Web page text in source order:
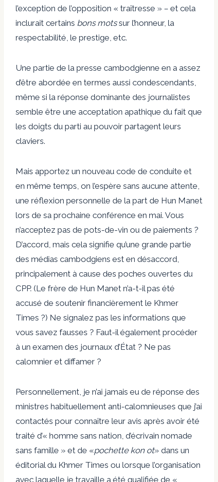
l’exception de l’opposition « traîtresse » – et cela
inclurait certains bons motssur l’honneur, la
respectabilité, le prestige, etc.
Une partie de la presse cambodgienne en a assez
d’être abordée en termes aussi condescendants,
même si la réponse dominante des journalistes
semble être une acceptation apathique du fait que
les doigts du parti au pouvoir partagent leurs
claviers.
Mais apportez un nouveau code de conduite et
en même temps, on l’espère sans aucune attente,
une réflexion personnelle de la part de Hun Manet
lors de sa prochaine conférence en mai. Vous
n’acceptez pas de pots-de-vin ou de paiements ?
D’accord, mais cela signifie qu’une grande partie
des médias cambodgiens est en désaccord,
principalement à cause des poches ouvertes du
CPP. (Le frère de Hun Manet n’a-t-il pas été
accusé de soutenir financièrement le Khmer
Times ?) Ne signalez pas les informations que
vous savez fausses ? Faut-il également procéder
à un examen des journaux d’État ? Ne pas
calomnier et diffamer ?
Personnellement, je n’ai jamais eu de réponse des
ministres habituellement anti-calomnieuses que j’ai
contactés pour connaître leur avis après avoir été
traité d’« homme sans nation, d’écrivain nomade
sans famille » et de «pochette kon ot» dans un
éditorial du Khmer Times ou lorsque l’organisation
avec laquelle je travaille a été qualifiée de «